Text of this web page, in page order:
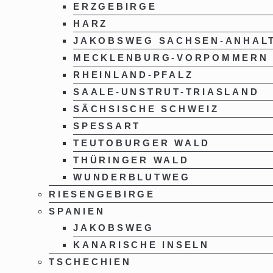
ERZGEBIRGE
HARZ
JAKOBSWEG SACHSEN-
MECKLENBURG-VORPOMMERN
RHEINLAND-PFALZ
SAALE-UNSTRUT-TRIASLAND
SÄCHSISCHE SCHWEIZ
SPESSART
TEUTOBURGER WALD
THÜRINGER WALD
WUNDERBLUTWEG
RIESENGEBIRGE
SPANIEN
JAKOBSWEG
KANARISCHE INSELN
TSCHECHIEN